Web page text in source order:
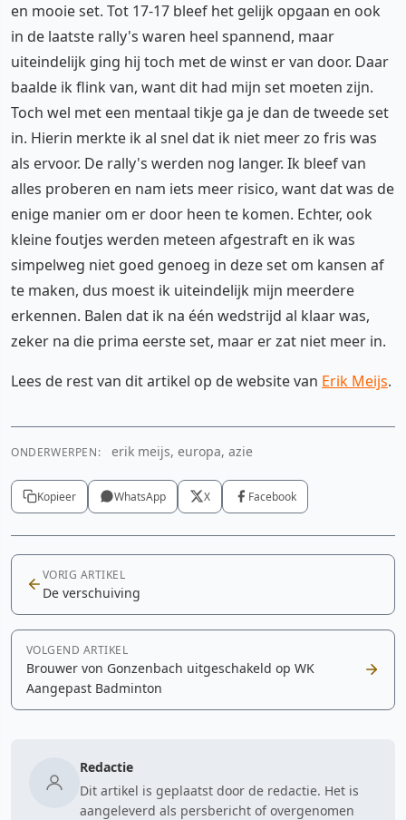
en mooie set. Tot 17-17 bleef het gelijk opgaan en ook
in de laatste rally's waren heel spannend, maar
uiteindelijk ging hij toch met de winst er van door. Daar
baalde ik flink van, want dit had mijn set moeten zijn.
Toch wel met een mentaal tikje ga je dan de tweede set
in. Hierin merkte ik al snel dat ik niet meer zo fris was
als ervoor. De rally's werden nog langer. Ik bleef van
alles proberen en nam iets meer risico, want dat was de
enige manier om er door heen te komen. Echter, ook
kleine foutjes werden meteen afgestraft en ik was
simpelweg niet goed genoeg in deze set om kansen af
te maken, dus moest ik uiteindelijk mijn meerdere
erkennen. Balen dat ik na één wedstrijd al klaar was,
zeker na die prima eerste set, maar er zat niet meer in.
Lees de rest van dit artikel op de website van Erik Meijs.
ONDERWERPEN: erik meijs, europa, azie
Kopieer WhatsApp X Facebook
VORIG ARTIKEL
De verschuiving
VOLGEND ARTIKEL
Brouwer von Gonzenbach uitgeschakeld op WK
Aangepast Badminton
Redactie
Dit artikel is geplaatst door de redactie. Het is
aangeleverd als persbericht of overgenomen